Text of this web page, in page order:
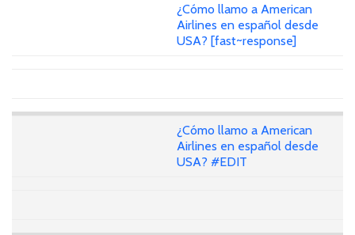
¿Cómo llamo a American
Airlines en español desde
USA? [fast~response]
¿Cómo llamo a American
Airlines en español desde
USA? #EDIT